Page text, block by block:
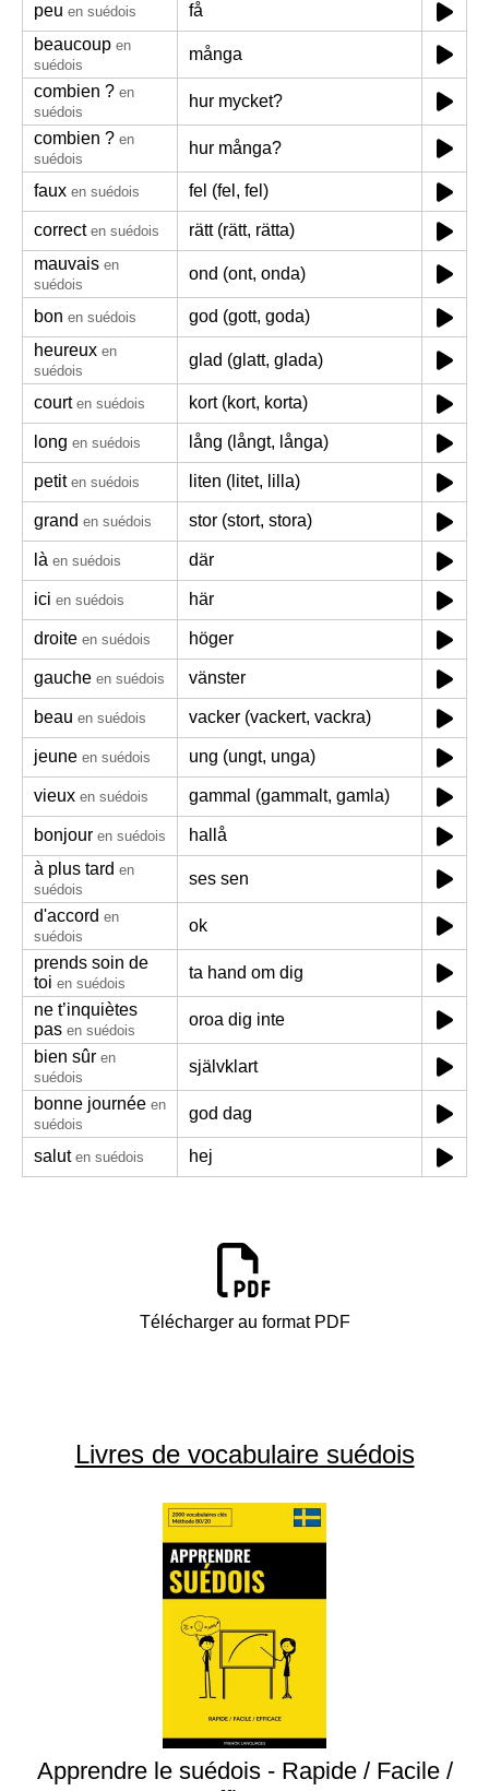
peu en suédois
få
beaucoup en
suédois
många
combien ? en
suédois
hur mycket?
combien ? en
suédois
hur många?
faux en suédois fel (fel, fel)
correct en suédois
rätt (rätt, rätta)
mauvais en
suédois
ond (ont, onda)
bon en suédois
god (gott, goda)
heureux en
suédois
glad (glatt, glada)
court en suédois kort (kort, korta)
long en suédois lång (långt, långa)
petit en suédois liten (litet, lilla)
grand en suédois stor (stort, stora)
là en suédois där
ici en suédois här
droite en suédois höger
gauche en suédois vänster
beau en suédois vacker (vackert, vackra)
jeune en suédois ung (ungt, unga)
vieux en suédois gammal (gammalt, gamla)
bonjour en suédois
hallå
à plus tard en
suédois
ses sen
d'accord en
suédois
ok
prends soin de
toi en suédois
ta hand om dig
ne t’inquiètes
pas en suédois
oroa dig inte
bien sûr en
suédois
självklart
bonne journée en
suédois
god dag
salut en suédois hej
Télécharger au format PDF
Livres de vocabulaire suédois
Apprendre le suédois - Rapide / Facile /